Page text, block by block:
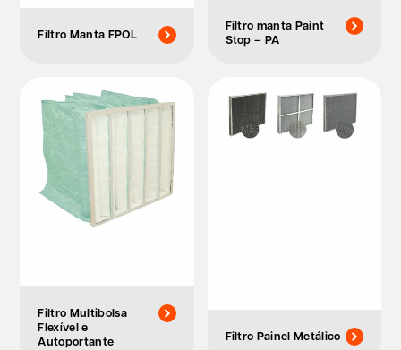
Filtro Manta FPOL
Filtro manta Paint
Stop – PA
Filtro Multibolsa
Flexível e
Autoportante
Filtro Painel Metálico